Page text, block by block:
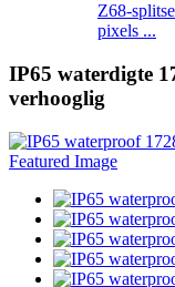
Z68-
pixels ...
IP65 waterdigte
verhooglig